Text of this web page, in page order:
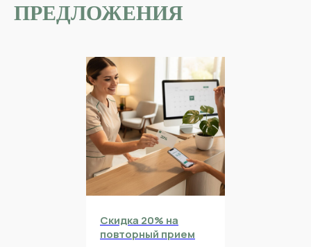
ПРЕДЛОЖЕНИЯ
Скидка 20% на
повторный прием